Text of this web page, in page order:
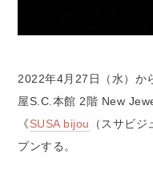
2022年4月27日（水）か
屋S.C.本館 2階 New
《SUSA bijou
（スサビ
プンする。